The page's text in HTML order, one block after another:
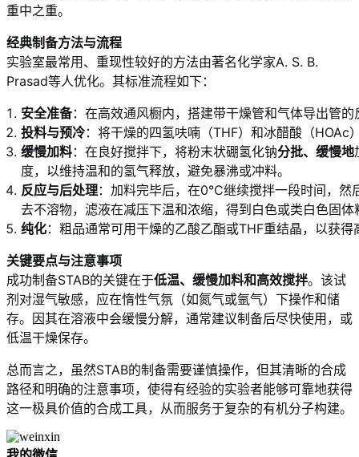
重中之重。
经典制备方法与流程
实验室最常用、重现性较好的方法由著名化学家A. S. B.
Prasad等人优化。其标准流程如下：
安全准备：在高效通风橱内，搭建带干燥管和气体导出管
投料与预冷：将干燥的四氢呋喃（THF）和冰醋酸（
缓慢加料：在良好搅拌下，将粉末状硼氢化钠分批、缓慢地
度，以维持温和的氢气释放，避免暴沸或冲料。
反应与后处理：加料完毕后，在0°C继续搅拌一段时间，
去不溶物，滤液在减压下温和浓缩，得到白色或类白色固体
纯化：粗品通常可用干燥的乙酸乙酯或THF重结晶，以获得
关键要点与注意事项
成功制备STAB的关键在于低温、缓慢加料和高效搅拌。该试
剂对湿气敏感，应在惰性气氛（如氮气或氩气）下操作和储
存。因其在溶液中会缓慢分解，通常建议制备后尽快使用，或
低温干燥保存。
总而言之，虽然STAB的制备需要谨慎操作，但其清晰的合成
路径和明确的注意事项，使得有经验的实验者能够可靠地获得
这一极具价值的合成工具，从而服务于复杂的有机分子构建。